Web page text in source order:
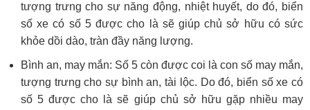
tượng trưng cho sự năng động, nhiệt huyết, do đó, biển
số xe có số 5 được cho là sẽ giúp chủ sở hữu có sức
khỏe dồi dào, tràn đầy năng lượng.
Bình an, may mắn: Số 5 còn được coi là con số may mắn,
tượng trưng cho sự bình an, tài lộc. Do đó, biển số xe có
số 5 được cho là sẽ giúp chủ sở hữu gặp nhiều may